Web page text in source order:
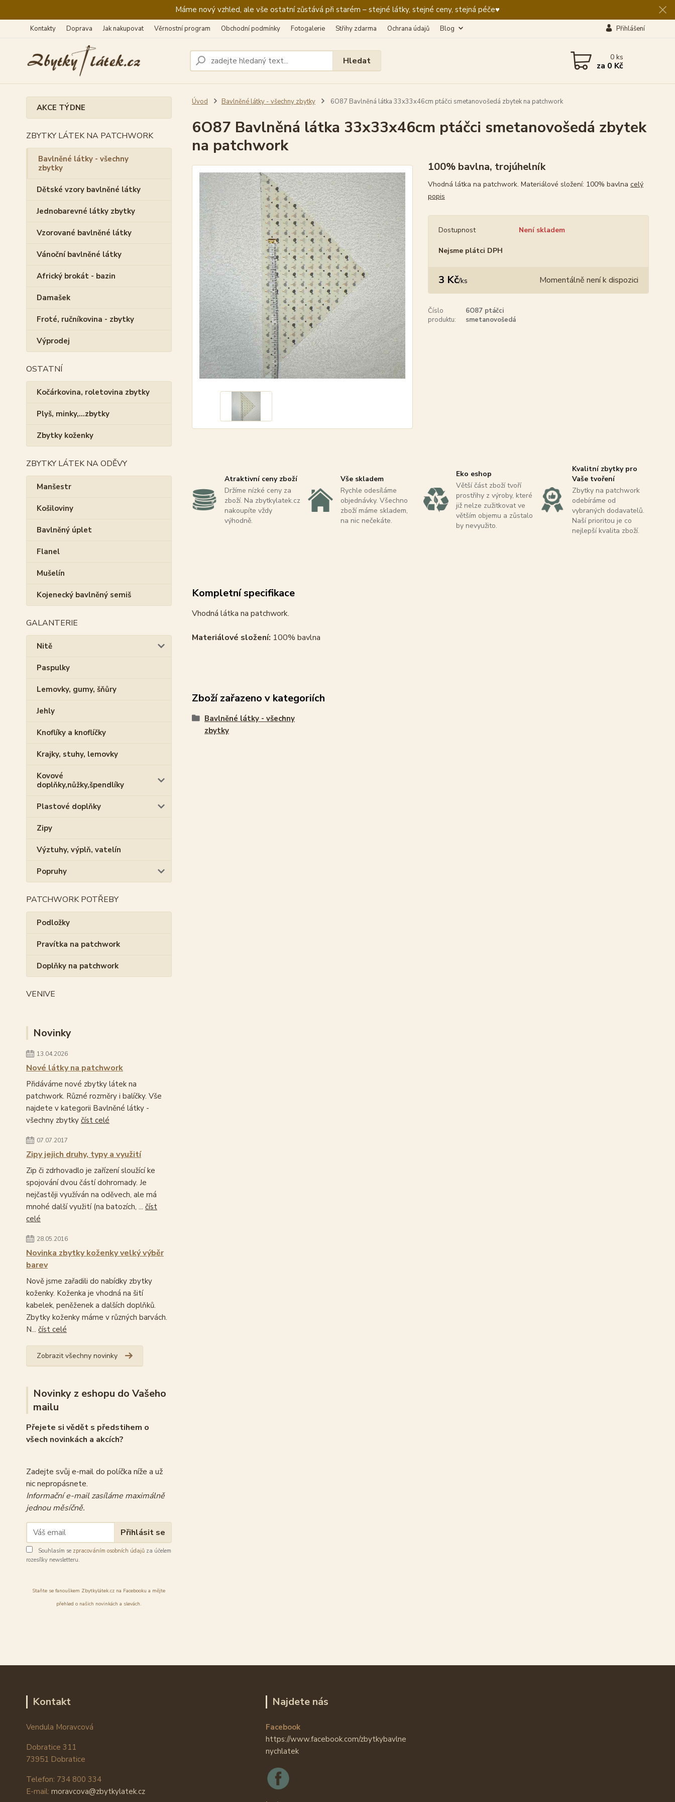
Máme nový vzhled, ale vše ostatní zůstává při starém – stejné látky, stejné ceny, stejná péče♥️
Kontakty Doprava Jak nakupovat Věrnostní program Obchodní podmínky Fotogalerie Střihy zdarma Ochrana údajů Blog Přihlášení
Hledat 0ks
za 0 Kč
AKCE TÝDNE
ZBYTKY LÁTEK NA PATCHWORK
Bavlněné látky - všechny
zbytky
Dětské vzory bavlněné látky
Jednobarevné látky zbytky
Vzorované bavlněné látky
Vánoční bavlněné látky
Africký brokát - bazin
Damašek
Froté, ručníkovina - zbytky
Výprodej
OSTATNÍ
Kočárkovina, roletovina zbytky
Plyš, minky,...zbytky
Zbytky koženky
ZBYTKY LÁTEK NA ODĚVY
Manšestr
Košiloviny
Bavlněný úplet
Flanel
Mušelín
Kojenecký bavlněný semiš
GALANTERIE
Nitě
Paspulky
Lemovky, gumy, šňůry
Jehly
Knoflíky a knoflíčky
Krajky, stuhy, lemovky
Kovové
doplňky,nůžky,špendlíky
Plastové doplňky
Zipy
Výztuhy, výplň, vatelín
Popruhy
PATCHWORK POTŘEBY
Podložky
Pravítka na patchwork
Doplňky na patchwork
VENIVE
Novinky
13.04.2026
Nové látky na patchwork
Přidáváme nové zbytky látek na
patchwork. Různé rozměry i balíčky. Vše
najdete v kategorii Bavlněné látky -
všechny zbytky číst celé
07.07.2017
Zipy jejich druhy, typy a využití
Zip či zdrhovadlo je zařízení sloužící ke
spojování dvou částí dohromady. Je
nejčastěji využíván na oděvech, ale má
mnohé další využití (na batozích, ... číst
celé
28.05.2016
Novinka zbytky koženky velký výběr
barev
Nově jsme zařadili do nabídky zbytky
koženky. Koženka je vhodná na šití
kabelek, peněženek a dalších doplňků.
Zbytky koženky máme v různých barvách.
N... číst celé
Zobrazit všechny novinky
Novinky z eshopu do Vašeho
mailu
Přejete si vědět s předstihem o
všech novinkách a akcích?
Zadejte svůj e-mail do políčka níže a už
nic nepropásnete.
Informační e-mail zasíláme maximálně
jednou měsíčně.
Přihlásit se
Souhlasím se zpracováním osobních údajů za účelem
rozesílky newsletteru.
Staňte se fanouškem Zbytkylátek.cz na Facebooku a mějte
přehled o našich novinkách a slevách.
Úvod Bavlněné látky - všechny zbytky 6O87 Bavlněná látka 33x33x46cm ptáčci smetanovošedá zbytek na patchwork
6O87 Bavlněná látka 33x33x46cm ptáčci smetanovošedá zbytek
na patchwork
100% bavlna, trojúhelník
Vhodná látka na patchwork. Materiálové složení: 100% bavlna celý
popis
Dostupnost Není skladem
Nejsme plátci DPH
3 Kč/ks Momentálně není k dispozici
Číslo
produktu:
6O87 ptáčci
smetanovošedá
Atraktivní ceny zboží
Držíme nízké ceny za
zboží. Na zbytkylatek.cz
nakoupíte vždy
výhodně.
Vše skladem
Rychle odesíláme
objednávky. Všechno
zboží máme skladem,
na nic nečekáte.
Eko eshop
Větší část zboží tvoří
prostřihy z výroby, které
již nelze zužitkovat ve
větším objemu a zůstalo
by nevyužito.
Kvalitní zbytky pro
Vaše tvoření
Zbytky na patchwork
odebíráme od
vybraných dodavatelů.
Naší prioritou je co
nejlepší kvalita zboží.
Kompletní specifikace
Vhodná látka na patchwork.
Materiálové složení: 100% bavlna
Zboží zařazeno v kategoriích
Bavlněné látky - všechny
zbytky
Kontakt
Vendula Moravcová
Dobratice 311
73951 Dobratice
Telefon: 734 800 334
E-mail: moravcova@zbytkylatek.cz
Najdete nás
Facebook
https://www.facebook.com/zbytkybavlne
nychlatek